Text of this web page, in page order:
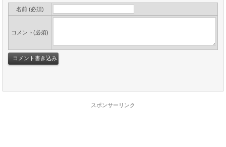
名前 (必須)
コメント(必須)
スポンサーリンク